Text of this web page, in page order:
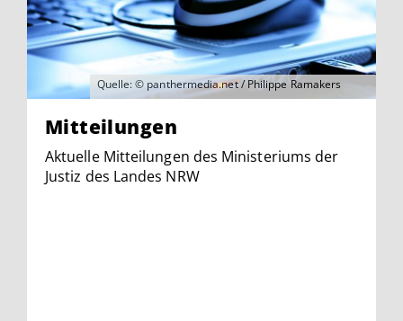
Quelle: © panthermedia.net / Philippe Ramakers
Mitteilungen
Aktuelle Mitteilungen des Ministeriums der
Justiz des Landes NRW